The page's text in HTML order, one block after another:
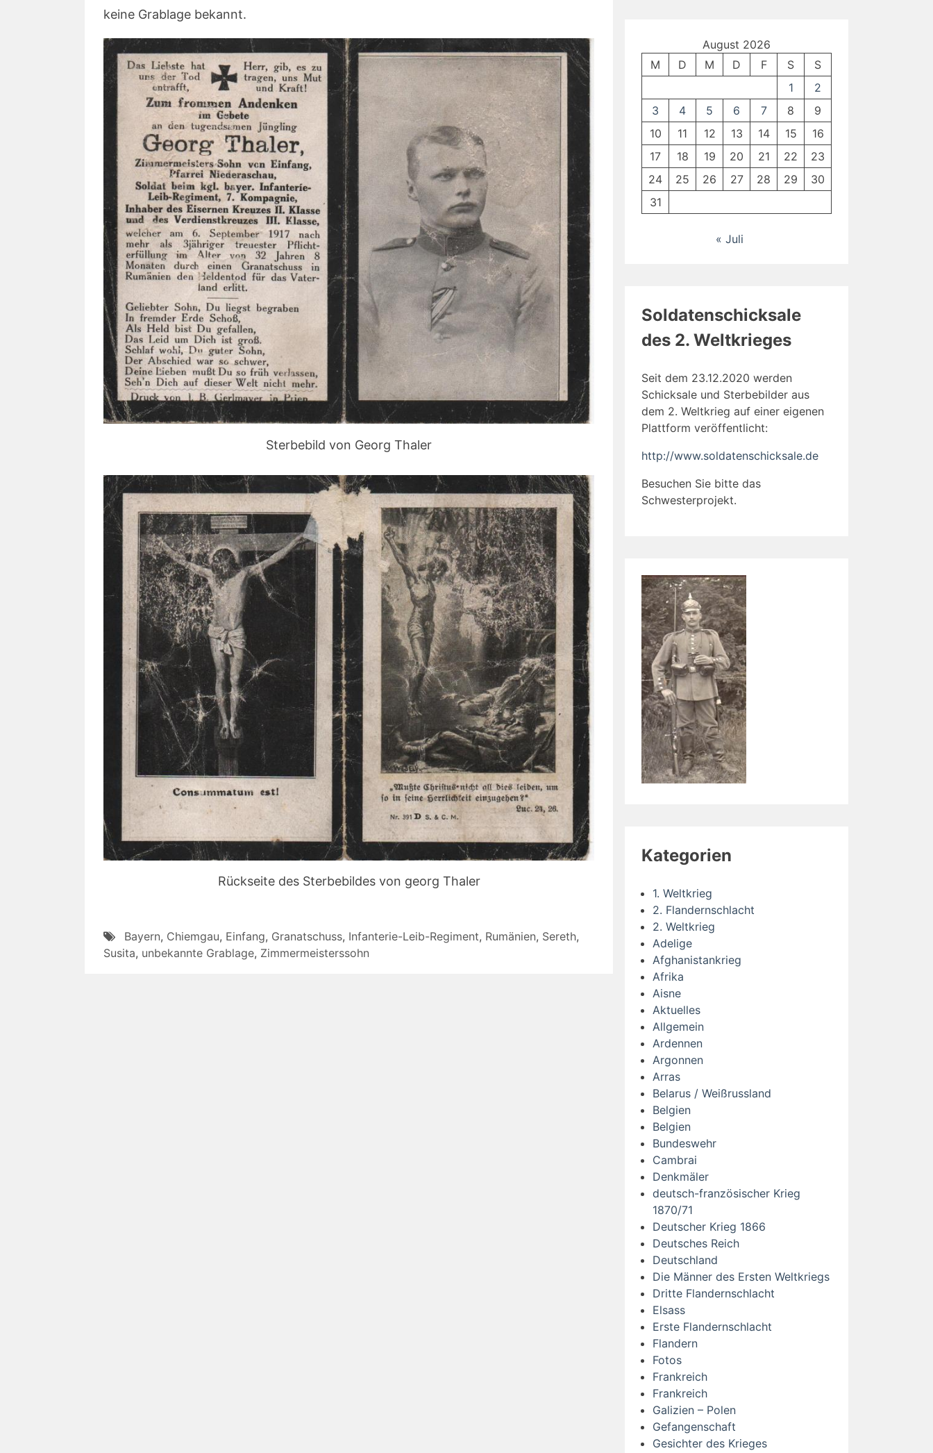
keine Grablage bekannt.
Sterbebild von Georg Thaler
Rückseite des Sterbebildes von georg Thaler
Bayern, Chiemgau, Einfang, Granatschuss, Infanterie-Leib-Regiment, Rumänien, Sereth,
Susita, unbekannte Grablage, Zimmermeisterssohn
August 2026
M
D M D F S
S
1
2
3
4 5 6 7 8
9
10
11 12 13 14 15
16
17
18 19 20 21 22
23
24
25 26 27 28 29
30
31
« Juli
Soldatenschicksale
des 2. Weltkrieges
Seit dem 23.12.2020 werden
Schicksale und Sterbebilder aus
dem 2. Weltkrieg auf einer eigenen
Plattform veröffentlicht:
http://www.soldatenschicksale.de
Besuchen Sie bitte das
Schwesterprojekt.
Kategorien
1. Weltkrieg
2. Flandernschlacht
2. Weltkrieg
Adelige
Afghanistankrieg
Afrika
Aisne
Aktuelles
Allgemein
Ardennen
Argonnen
Arras
Belarus / Weißrussland
Belgien
Belgien
Bundeswehr
Cambrai
Denkmäler
deutsch-französischer Krieg
1870/71
Deutscher Krieg 1866
Deutsches Reich
Deutschland
Die Männer des Ersten Weltkriegs
Dritte Flandernschlacht
Elsass
Erste Flandernschlacht
Flandern
Fotos
Frankreich
Frankreich
Galizien – Polen
Gefangenschaft
Gesichter des Krieges